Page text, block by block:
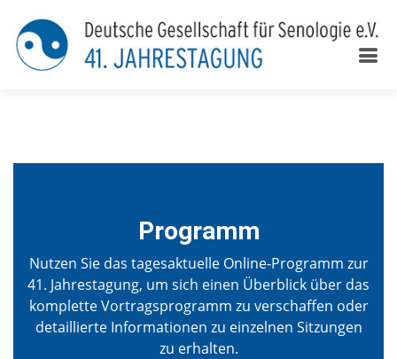
Programm
Nutzen Sie das tagesaktuelle Online-Programm zur
41. Jahrestagung, um sich einen Überblick über das
komplette Vortragsprogramm zu verschaffen oder
detaillierte Informationen zu einzelnen Sitzungen
zu erhalten.